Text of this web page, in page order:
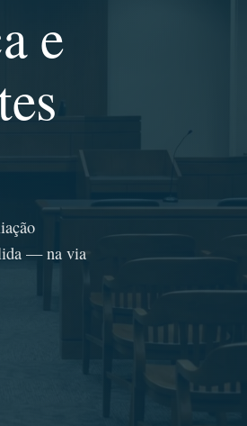
e
— na via